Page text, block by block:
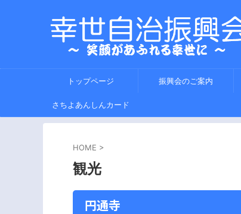
トップページ 振興会のご案内
さちよあんしんカード
HOME >
観光
円通寺